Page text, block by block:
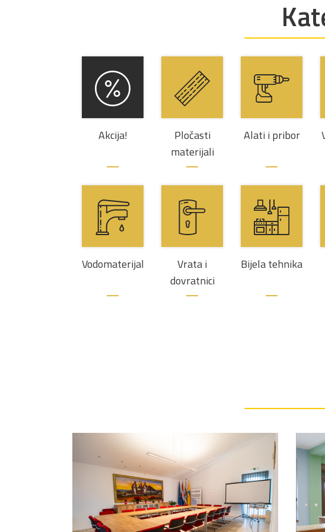
Akcija!
Pločasti
materijali
Alati i pribor
Vodomaterijal
Vrata i
dovratnici
Bijela tehnika
Općina Babina Greda